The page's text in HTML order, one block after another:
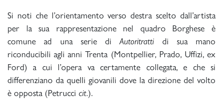
Si noti che l’orientamento verso destra scelto dall’artista
per la sua rappresentazione nel quadro Borghese è
comune ad una serie diAutoritrattidi sua mano
riconducibili agli anni Trenta (Montpellier, Prado, Uffizi, ex
Ford) a cui l’opera va certamente collegata, e che si
differenziano da quelli giovanili dove la direzione del volto
è opposta (Petrucci cit.).